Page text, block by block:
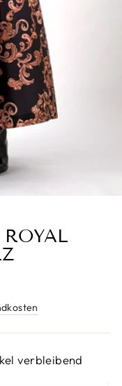
verbleibend